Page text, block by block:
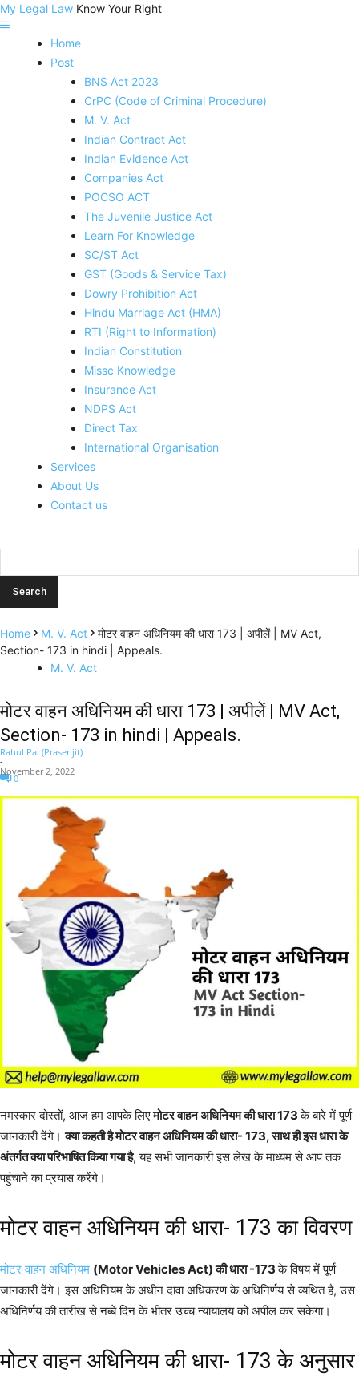
My Legal Law Know Your Right
Home
Post
BNS Act 2023
CrPC (Code of Criminal Procedure)
M. V. Act
Indian Contract Act
Indian Evidence Act
Companies Act
POCSO ACT
The Juvenile Justice Act
Learn For Knowledge
SC/ST Act
GST (Goods & Service Tax)
Dowry Prohibition Act
Hindu Marriage Act (HMA)
RTI (Right to Information)
Indian Constitution
Missc Knowledge
Insurance Act
NDPS Act
Direct Tax
International Organisation
Services
About Us
Contact us
Home M. V. Act
मोटर वाहन अधिनियम की धारा 173 | अपीलें | MV Act,
Section- 173 in hindi | Appeals.
M. V. Act
मोटर वाहन अधिनियम की धारा 173 | अपीलें | MV Act,
Section- 173 in hindi | Appeals.
Rahul Pal (Prasenjit)
-
November 2, 2022
0
नमस्कार दोस्तों, आज हम आपके लिएमोटर वाहन अधिनियम की धारा 173के बारे में पूर्ण
जानकारी देंगे।क्या कहती है मोटर वाहन अधिनियम की धारा- 173, साथ ही इस धारा के
अंतर्गत क्या परिभाषित किया गया है, यह सभी जानकारी इस लेख के माध्यम से आप तक
पहुंचाने का प्रयास करेंगे।
मोटर वाहन अधिनियम की धारा- 173 का विवरण
मोटर वाहन अधिनियम (Motor Vehicles Act) की धारा -173के विषय में पूर्ण
जानकारी देंगे। इस अधिनियम के अधीन दावा अधिकरण के अधिनिर्णय से व्यथित है, उस
अधिनिर्णय की तारीख से नब्बे दिन के भीतर उच्च न्यायालय को अपील कर सकेगा।
मोटर वाहन अधिनियम की धारा- 173 के अनुसार